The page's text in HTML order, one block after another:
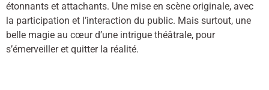
étonnants et attachants. Une mise en scène originale, avec
la participation et l’interaction du public. Mais surtout, une
belle magie au cœur d’une intrigue théâtrale, pour
s’émerveiller et quitter la réalité.